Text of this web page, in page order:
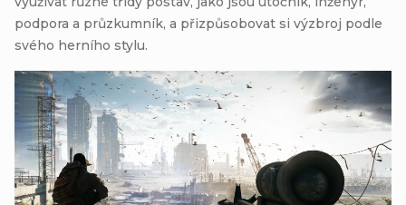
podpora a průzkumník, a přizpůsobovat si výzbroj podle
svého herního stylu.